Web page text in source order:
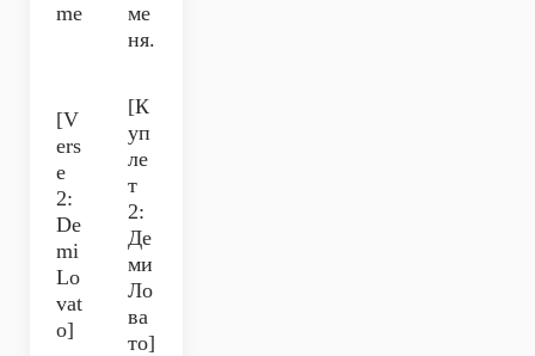
me
ме
ня.
[V
ers
e
2:
De
mi
Lo
vat
o]
[К
уп
ле
т
2:
Де
ми
Ло
ва
то]